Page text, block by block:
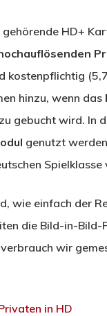
HD+
kostenpflichtig
hinzu, wenn das
gebucht wird. In
genutzt
Spielklasse
wie einfach der
die Bild-in-
wir
in HD